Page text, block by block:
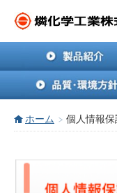
ホーム 個人情報